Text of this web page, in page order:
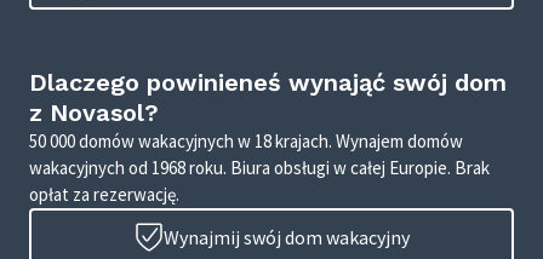
Dlaczego powinieneś wynająć swój dom
z Novasol?
50 000 domów wakacyjnych w 18 krajach. Wynajem domów
wakacyjnych od 1968 roku. Biura obsługi w całej Europie. Brak
opłat za rezerwację.
Wynajmij swój dom wakacyjny